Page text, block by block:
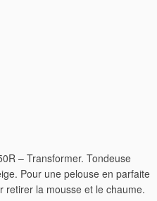
– Transformer. Tondeuse
Pour une pelouse en parfaite
retirer la mousse et le chaume.